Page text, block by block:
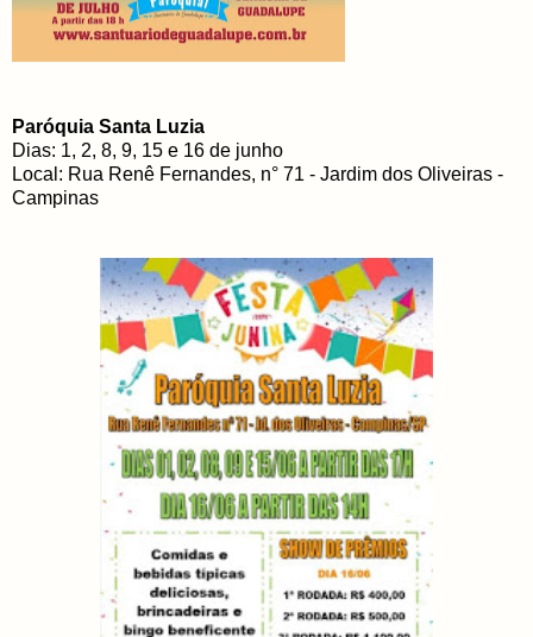
Paróquia Santa Luzia
Dias: 1, 2, 8, 9, 15 e 16 de junho
Local: Rua Renê Fernandes, n° 71 - Jardim dos Oliveiras -
Campinas